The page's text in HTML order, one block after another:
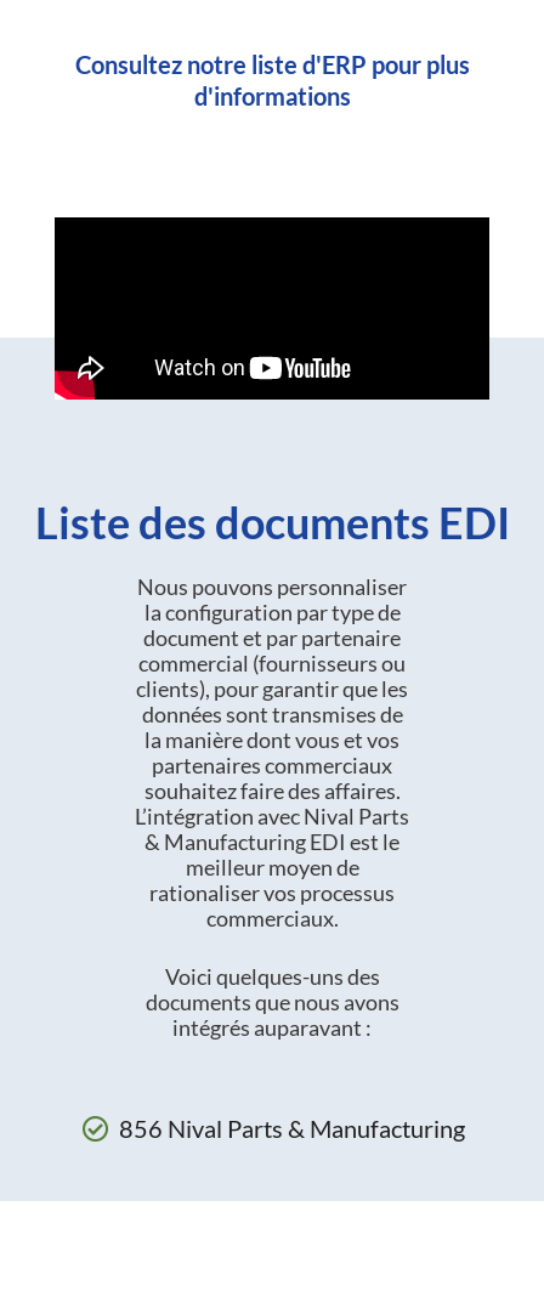
Consultez notre liste d'ERP pour plus
d'informations
Liste des documents EDI
Nous pouvons personnaliser
la configuration par type de
document et par partenaire
commercial (fournisseurs ou
clients), pour garantir que les
données sont transmises de
la manière dont vous et vos
partenaires commerciaux
souhaitez faire des affaires.
L’intégration avec Nival Parts
& Manufacturing EDI est le
meilleur moyen de
rationaliser vos processus
commerciaux.
Voici quelques-uns des
documents que nous avons
intégrés auparavant :
856 Nival Parts & Manufacturing